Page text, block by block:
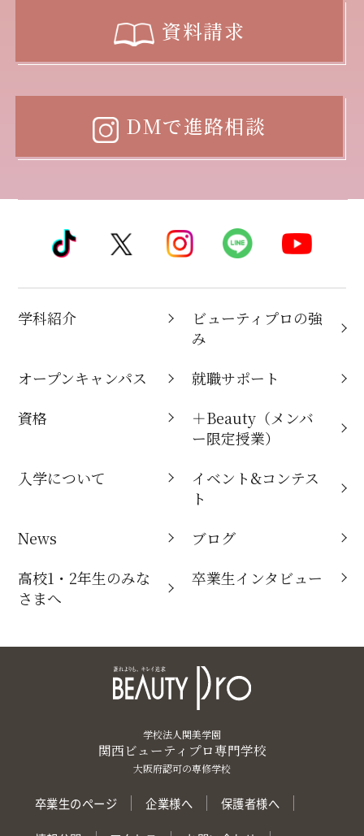
資料請求
DMで進路相談
学科紹介
ビューティプロの強
み
オープンキャンパス
就職サポート
資格
＋Beauty（メンバ
ー限定授業）
入学について
イベント&コンテス
ト
News
ブログ
高校1・2年生のみな
さまへ
卒業生インタビュー
学校法人関美学園
関西ビューティプロ専門学校
大阪府認可の専修学校
卒業生のページ 企業様へ 保護者様へ